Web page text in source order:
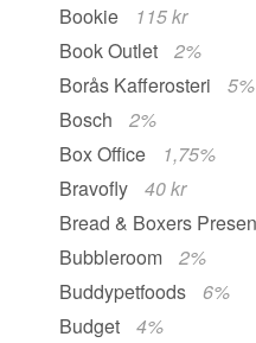
Bookie
115 kr
Book Outlet
2%
Borås Kafferosteri
5%
Bosch
2%
Box Office
1,75%
Bravofly
40 kr
Bread & Boxers
Bubbleroom
2%
Buddypetfoods
6%
Budget
4%